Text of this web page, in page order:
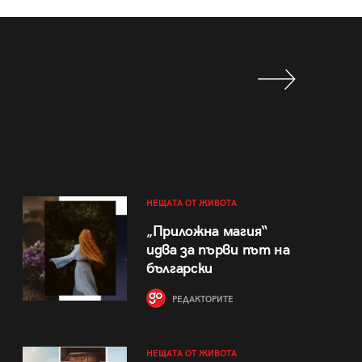
НЕЩАТА ОТ ЖИВОТА
„Приложна магия“
идва за първи път на
български
РЕДАКТОРИТЕ
НЕЩАТА ОТ ЖИВОТА